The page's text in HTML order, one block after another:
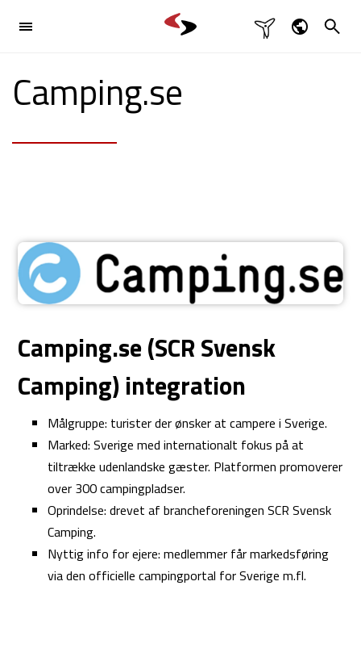
Brancher
Produkter

Camping.se
Camping.se (SCR Svensk
Camping) integration
Målgruppe: turister der ønsker at campere i Sverige.
Marked: Sverige med internationalt fokus på at
tiltrække udenlandske gæster. Platformen promoverer
over 300 campingpladser.
Oprindelse: drevet af brancheforeningen SCR Svensk
Camping.
Nyttig info for ejere: medlemmer får markedsføring
via den officielle campingportal for Sverige m.fl.